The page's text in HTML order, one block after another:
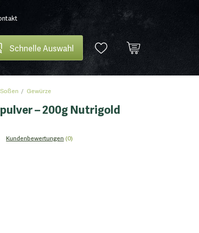
Schnelle Auswahl
Gewürze
– 200g Nutrigold
Kundenbewertungen (0)